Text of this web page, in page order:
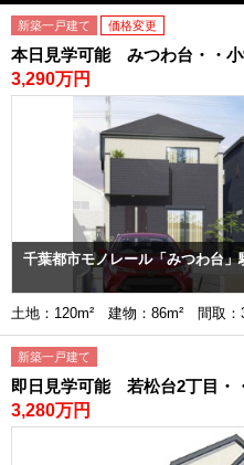
新築一戸建て 価格変更
本日見学可能 みつわ台・・小
3,290万円
千葉都市モノレール「みつわ台」
土地：120m² 建物：86m² 間取
新築一戸建て
即日見学可能 若松台2丁目・
3,280万円